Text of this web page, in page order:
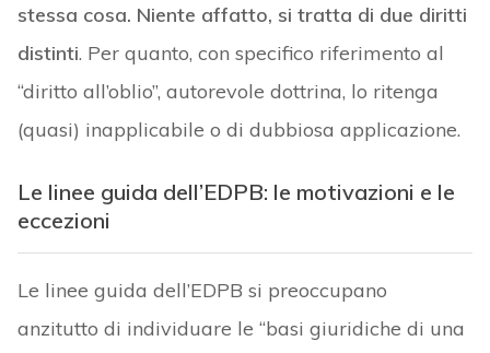
stessa cosa. Niente affatto, si tratta di due diritti
distinti. Per quanto, con specifico riferimento al
“diritto all’oblio”, autorevole dottrina, lo ritenga
(quasi) inapplicabile o di dubbiosa applicazione.
Le linee guida dell’EDPB: le motivazioni e le
eccezioni
Le linee guida dell’EDPB si preoccupano
anzitutto di individuare le “basi giuridiche di una